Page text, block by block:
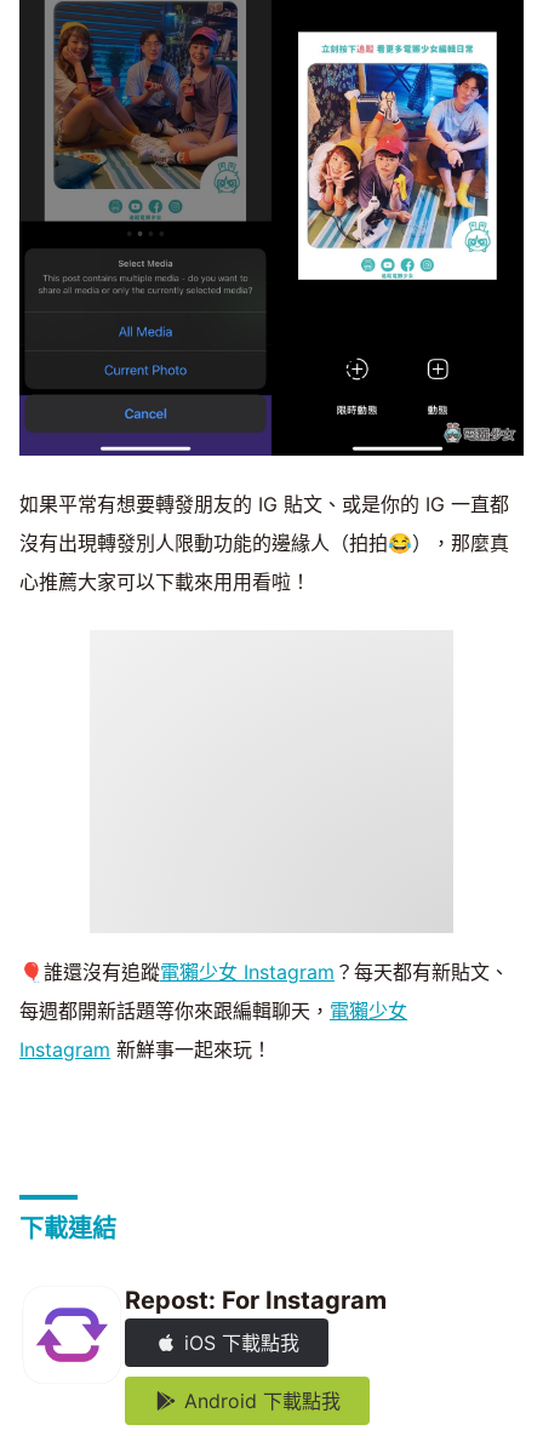
如果平常有想要轉發朋友的 IG 貼文、或是你的 IG 一直都
沒有出現轉發別人限動功能的邊緣人（拍拍😂），那麼真
心推薦大家可以下載來用用看啦！
🎈誰還沒有追蹤電獺少女 Instagram ？每天都有新貼文、
每週都開新話題等你來跟編輯聊天， 電獺少女
Instagram 新鮮事一起來玩！
下載連結
Repost: For Instagram
iOS 下載點我
Android 下載點我